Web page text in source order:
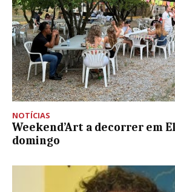
NOTÍCIAS
Weekend’Art a decorrer em
domingo